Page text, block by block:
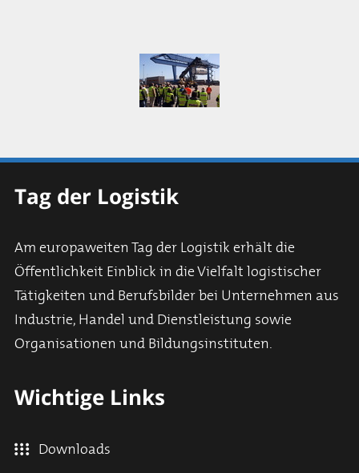
Tag der Logistik
Am europaweiten Tag der Logistik erhält die
Öffentlichkeit Einblick in die Vielfalt logistischer
Tätigkeiten und Berufsbilder bei Unternehmen aus
Industrie, Handel und Dienstleistung sowie
Organisationen und Bildungsinstituten.
Wichtige Links
Downloads